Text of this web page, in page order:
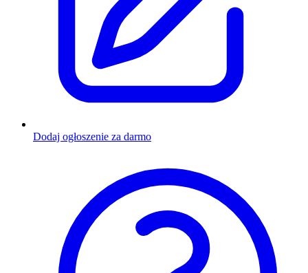
Dodaj ogłoszenie za darmo